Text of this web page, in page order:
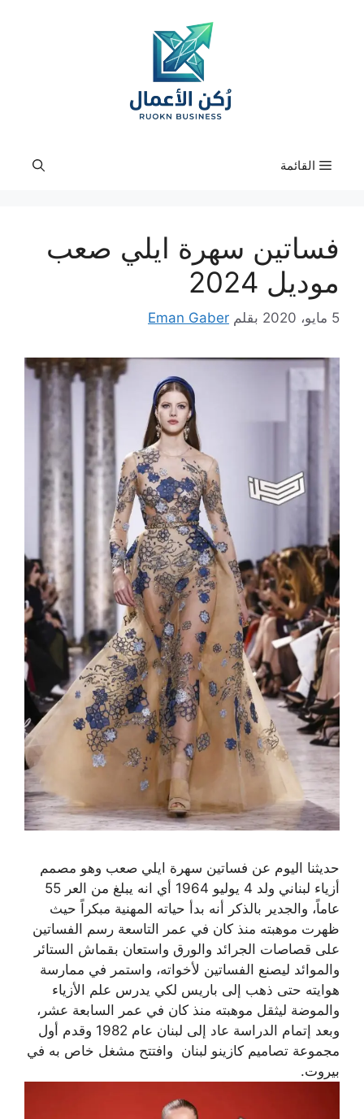
القائمة
فساتين سهرة ايلي صعب
موديل 2024
5 مايو، 2020 بقلم Eman Gaber
حديثنا اليوم عن فساتين سهرة ايلي صعب وهو مصمم
أزياء لبناني ولد 4 يوليو 1964 أي انه يبلغ من العر 55
عاماً، والجدير بالذكر أنه بدأ حياته المهنية مبكراً حيث
ظهرت موهبته منذ كان في عمر التاسعة رسم الفساتين
على قصاصات الجرائد والورق واستعان بقماش الستائر
والموائد ليصنع الفساتين لأخواته، واستمر في ممارسة
هوايته حتى ذهب إلى باريس لكي يدرس علم الأزياء
والموضة ليثقل موهبته منذ كان في عمر السابعة عشر،
وبعد إتمام الدراسة عاد إلى لبنان عام 1982 وقدم أول
مجموعة تصاميم كازينو لبنان وافتتح مشغل خاص به في
بيروت.